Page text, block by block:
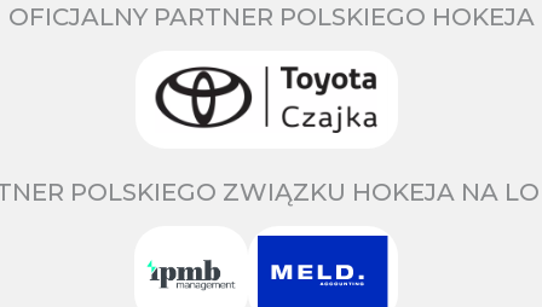
OFICJALNY PARTNER POLSKIEGO HOKEJA
POLSKIEGO ZWIĄZKU HOKEJA NA